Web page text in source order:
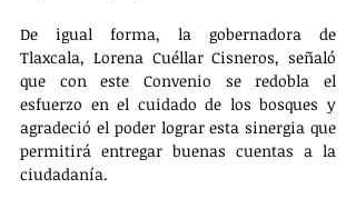
De igual forma, la gobernadora de
Tlaxcala, Lorena Cuéllar Cisneros, señaló
que con este Convenio se redobla el
esfuerzo en el cuidado de los bosques y
agradeció el poder lograr esta sinergia que
permitirá entregar buenas cuentas a la
ciudadanía.